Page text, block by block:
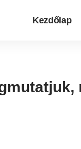
Kezdőlap